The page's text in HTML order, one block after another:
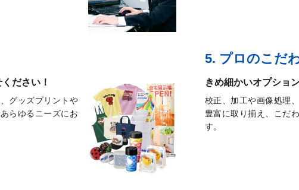
ださい！
グッズプリントや
らゆるニーズにお
5. プロのこだ
きめ細かいオプショ
校正、加工や画像処理
豊富に取り揃え、こだ
す。